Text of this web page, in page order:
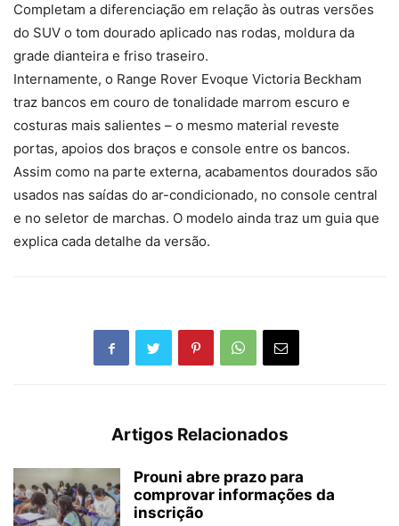
Completam a diferenciação em relação às outras versões
do SUV o tom dourado aplicado nas rodas, moldura da
grade dianteira e friso traseiro.
Internamente, o Range Rover Evoque Victoria Beckham
traz bancos em couro de tonalidade marrom escuro e
costuras mais salientes – o mesmo material reveste
portas, apoios dos braços e console entre os bancos.
Assim como na parte externa, acabamentos dourados são
usados nas saídas do ar-condicionado, no console central
e no seletor de marchas. O modelo ainda traz um guia que
explica cada detalhe da versão.
Artigos Relacionados
Prouni abre prazo para
comprovar informações da
inscrição